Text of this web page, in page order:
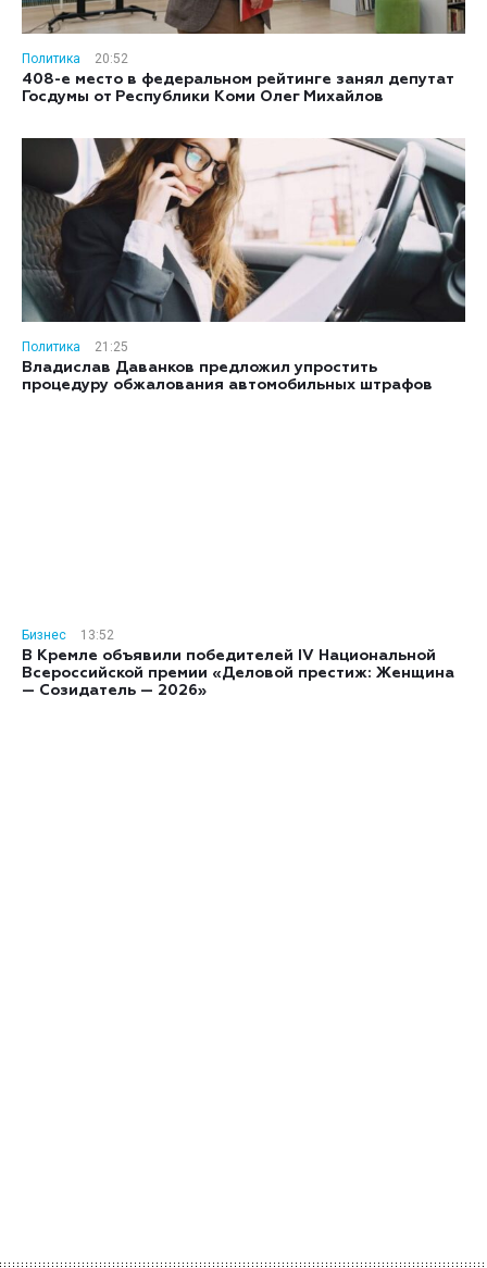
Политика
20:52
408-е место в федеральном рейтинге занял депутат
Госдумы от Республики Коми Олег Михайлов
Политика
21:25
Владислав Даванков предложил упростить
процедуру обжалования автомобильных штрафов
Бизнес
13:52
В Кремле объявили победителей IV Национальной
Всероссийской премии «Деловой престиж: Женщина
— Созидатель — 2026»